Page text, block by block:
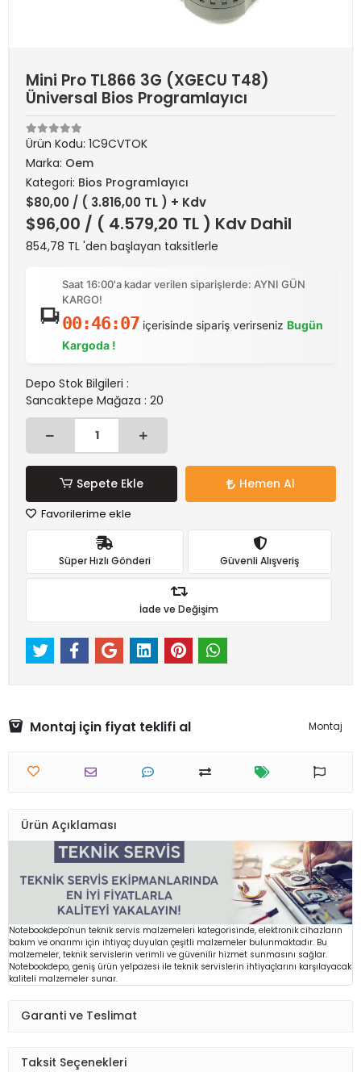
Mini Pro TL866 3G (XGECU T48)
Üniversal Bios Programlayıcı
Ürün Kodu: 1C9CVTOK
Marka: Oem
Kategori: Bios Programlayıcı
$80,00 / ( 3.816,00 TL ) + Kdv
$96,00 / ( 4.579,20 TL ) Kdv Dahil
854,78 TL 'den başlayan taksitlerle
Saat 16:00'a kadar verilen siparişlerde: AYNI GÜN
KARGO!
00:46:07 içerisinde sipariş verirseniz Bugün
Kargoda !
Depo Stok Bilgileri :
Sancaktepe Mağaza : 20
Sepete Ekle Hemen Al
Favorilerime ekle
Süper Hızlı Gönderi Güvenli Alışveriş
İade ve Değişim
Montaj için fiyat teklifi al Montaj
Ürün Açıklaması
Notebookdepo'nun teknik servis malzemeleri kategorisinde, elektronik cihazların
bakım ve onarımı için ihtiyaç duyulan çeşitli malzemeler bulunmaktadır. Bu
malzemeler, teknik servislerin verimli ve güvenilir hizmet sunmasını sağlar.
Notebookdepo, geniş ürün yelpazesi ile teknik servislerin ihtiyaçlarını karşılayacak
kaliteli malzemeler sunar.
Garanti ve Teslimat
Taksit Seçenekleri